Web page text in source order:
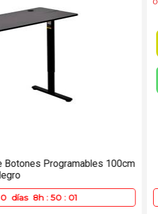
antes de 13Hs.
Envíos y Pagos)
Encore Essential 2 100W
Batería
10 días 8h : 50